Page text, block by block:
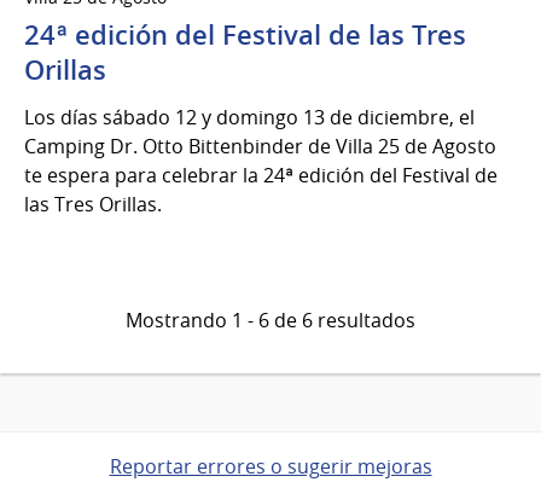
al
13
de
del
2026
24ª edición del Festival de las Tres
Orillas
Los días sábado 12 y domingo 13 de diciembre, el
Camping Dr. Otto Bittenbinder de Villa 25 de Agosto
te espera para celebrar la 24ª edición del Festival de
las Tres Orillas.
Mostrando 1 - 6 de 6 resultados
Reportar errores o sugerir mejoras